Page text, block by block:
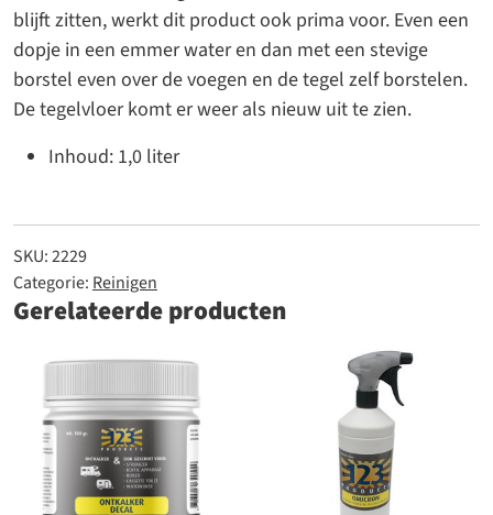
blijft zitten, werkt dit product ook prima voor. Even een
dopje in een emmer water en dan met een stevige
borstel even over de voegen en de tegel zelf borstelen.
De tegelvloer komt er weer als nieuw uit te zien.
Inhoud: 1,0 liter
SKU:2229
Categorie: Reinigen
Gerelateerde producten